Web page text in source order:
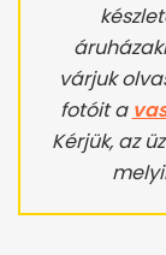
várjuk
fotóit a
Kérjük, az